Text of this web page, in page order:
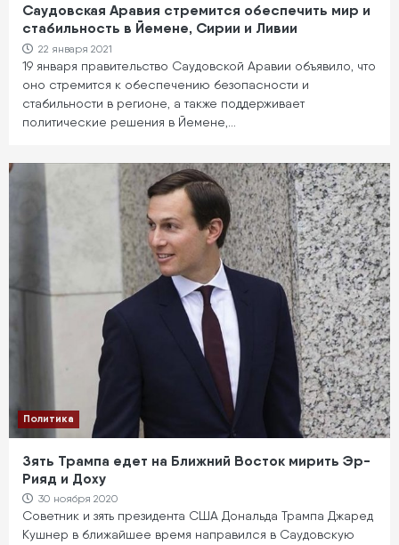
Саудовская Аравия стремится обеспечить мир и
стабильность в Йемене, Сирии и Ливии
22 января 2021
19 января правительство Саудовской Аравии объявило, что
оно стремится к обеспечению безопасности и
стабильности в регионе, а также поддерживает
политические решения в Йемене,…
Политика
Зять Трампа едет на Ближний Восток мирить Эр-
Рияд и Доху
30 ноября 2020
Советник и зять президента США Дональда Трампа Джаред
Кушнер в ближайшее время направился в Саудовскую